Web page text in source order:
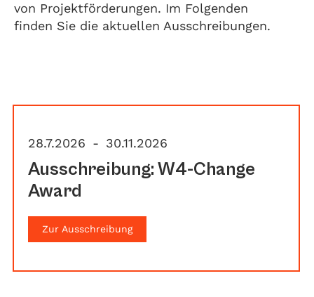
von Projektförderungen. Im Folgenden
finden Sie die aktuellen Ausschreibungen.
28.7.2026 - 30.11.2026
Ausschreibung: W4-Change
Award
Zur Ausschreibung